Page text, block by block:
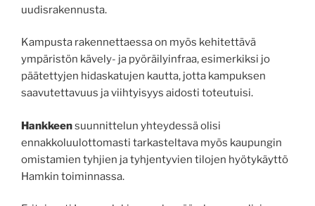
uudisrakennusta.
Kampusta rakennettaessa on myös kehitettävä
ympäristön kävely- ja pyöräilyinfraa, esimerkiksi jo
päätettyjen hidaskatujen kautta, jotta kampuksen
saavutettavuus ja viihtyisyys aidosti toteutuisi.
Hankkeensuunnittelun yhteydessä olisi
ennakkoluulottomasti tarkasteltava myös kaupungin
omistamien tyhjien ja tyhjentyvien tilojen hyötykäyttö
Hamkin toiminnassa.